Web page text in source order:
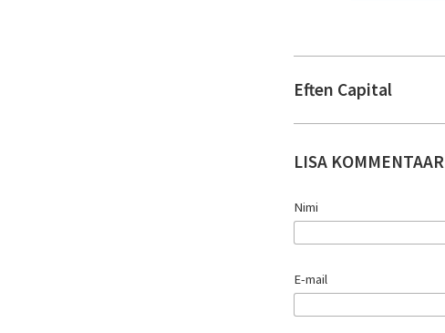
Eften Capital
LISA KOMMENTAAR
Nimi
E-mail